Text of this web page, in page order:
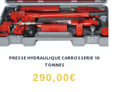
PRESSE HYDRAULIQUE CARROSSERIE 10
TONNES
290,00€